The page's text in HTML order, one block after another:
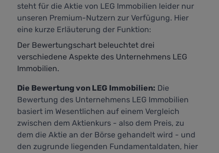
steht für die Aktie von LEG Immobilien leider nur
unseren Premium-Nutzern zur Verfügung. Hier
eine kurze Erläuterung der Funktion:
Der Bewertungschart beleuchtet drei
verschiedene Aspekte des Unternehmens LEG
Immobilien.
Die Bewertung von LEG Immobilien: Die
Bewertung des Unternehmens LEG Immobilien
basiert im Wesentlichen auf einem Vergleich
zwischen dem Aktienkurs - also dem Preis, zu
dem die Aktie an der Börse gehandelt wird - und
den zugrunde liegenden Fundamentaldaten, hier